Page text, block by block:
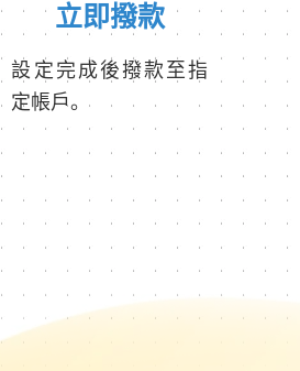
立即撥款
設定完成後撥款至指
定帳戶。